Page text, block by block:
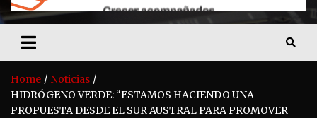
Home
Noticias
HIDRÓGENO VERDE: “ESTAMOS HACIENDO UNA
PROPUESTA DESDE EL SUR AUSTRAL PARA PROMOVER